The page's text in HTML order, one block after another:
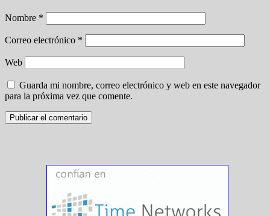
Nombre *
Correo electrónico *
Web
Guarda mi nombre, correo electrónico y web en este navegador
para la próxima vez que comente.